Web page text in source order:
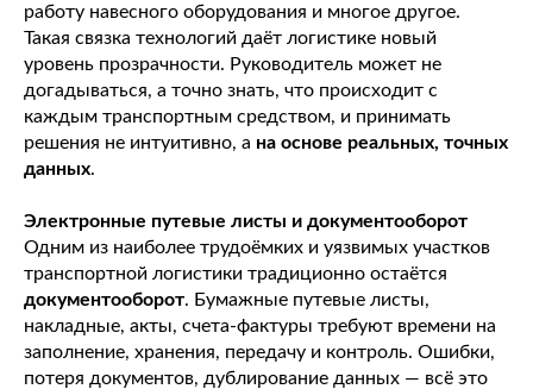
работу навесного оборудования и многое другое.
Такая связка технологий даёт логистике новый
уровень прозрачности. Руководитель может не
догадываться, а точно знать, что происходит с
каждым транспортным средством, и принимать
решения не интуитивно, а на основе реальных, точных
данных.
Электронные путевые листы и документооборот
Одним из наиболее трудоёмких и уязвимых участков
транспортной логистики традиционно остаётся
документооборот. Бумажные путевые листы,
накладные, акты, счета-фактуры требуют времени на
заполнение, хранения, передачу и контроль. Ошибки,
потеря документов, дублирование данных — всё это